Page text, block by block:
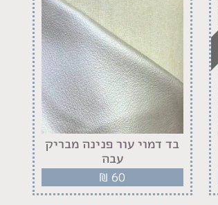
בד דמוי עור פנינה מבריק
עבה
₪ 60